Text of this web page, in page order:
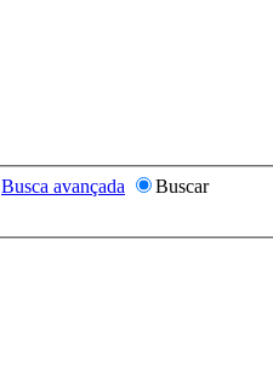
Busca avançada
Buscar